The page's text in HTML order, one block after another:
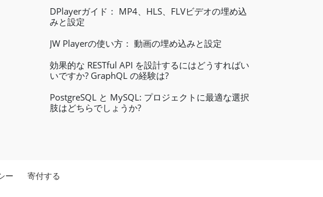
DPlayerガイド： MP4、HLS、FLVビデオの埋め込
みと設定
JW Playerの使い方： 動画の埋め込みと設定
効果的な RESTful API を設計するにはどうすればい
いですか? GraphQL の経験は?
PostgreSQL と MySQL: プロジェクトに最適な選択
肢はどちらでしょうか?
ー 寄付する